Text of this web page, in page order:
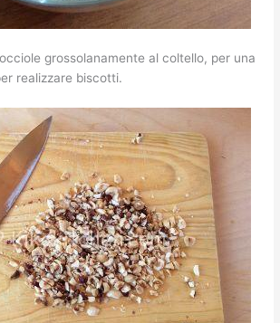
grossolanamente al coltello, per una
realizzare biscotti.